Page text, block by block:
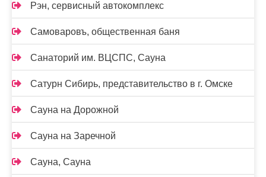
Рэн, сервисный автокомплекс
Самоваровъ, общественная баня
Санаторий им. ВЦСПС, Сауна
Сатурн Сибирь, представительство в г. Омске
Сауна на Дорожной
Сауна на Заречной
Сауна, Сауна